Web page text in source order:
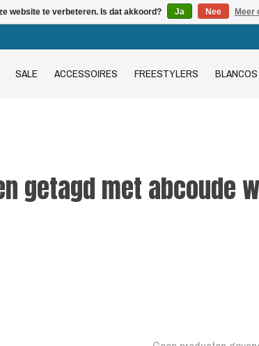
SALE ACCESSOIRES FREESTYLERS BLANCOS
getagd met abcoude
website te verbeteren. Is dat akkoord? Ja Nee Meer